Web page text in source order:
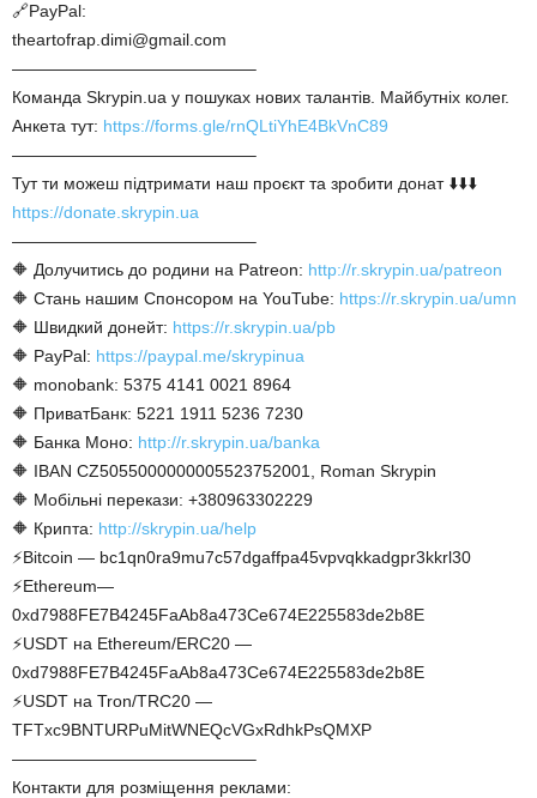
🔗PayPal:
theartofrap.dimi@gmail.com
——————————————–
Команда Skrypin.ua у пошуках нових талантів. Майбутніх колег.
Анкета тут: https://forms.gle/rnQLtiYhE4BkVnC89
——————————————–
Тут ти можеш підтримати наш проєкт та зробити донат ⬇️⬇️⬇️
https://donate.skrypin.ua
——————————————–
🔶 Долучитись до родини на Patreon: http://r.skrypin.ua/patreon
🔶 Стань нашим Спонсором на YouTube: https://r.skrypin.ua/umn
🔶 Швидкий донейт: https://r.skrypin.ua/pb
🔶 PayPal: https://paypal.me/skrypinua
🔶 monobank: 5375 4141 0021 8964
🔶 ПриватБанк: 5221 1911 5236 7230
🔶 Банка Моно: http://r.skrypin.ua/banka
🔶 IBAN CZ5055000000005523752001, Roman Skrypin
🔶 Мобільні перекази: +380963302229
🔶 Крипта: http://skrypin.ua/help
⚡Bitcoin — bc1qn0ra9mu7c57dgaffpa45vpvqkkadgpr3kkrl30
⚡Ethereum—
0xd7988FE7B4245FaAb8a473Ce674E225583de2b8E
⚡USDT на Ethereum/ERC20 —
0xd7988FE7B4245FaAb8a473Ce674E225583de2b8E
⚡USDT на Tron/TRC20 —
TFTxc9BNTURPuMitWNEQcVGxRdhkPsQMXP
——————————————–
Контакти для розміщення реклами: